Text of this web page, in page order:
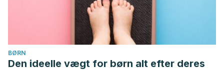
BØRN
Den ideelle vægt for børn alt efter deres